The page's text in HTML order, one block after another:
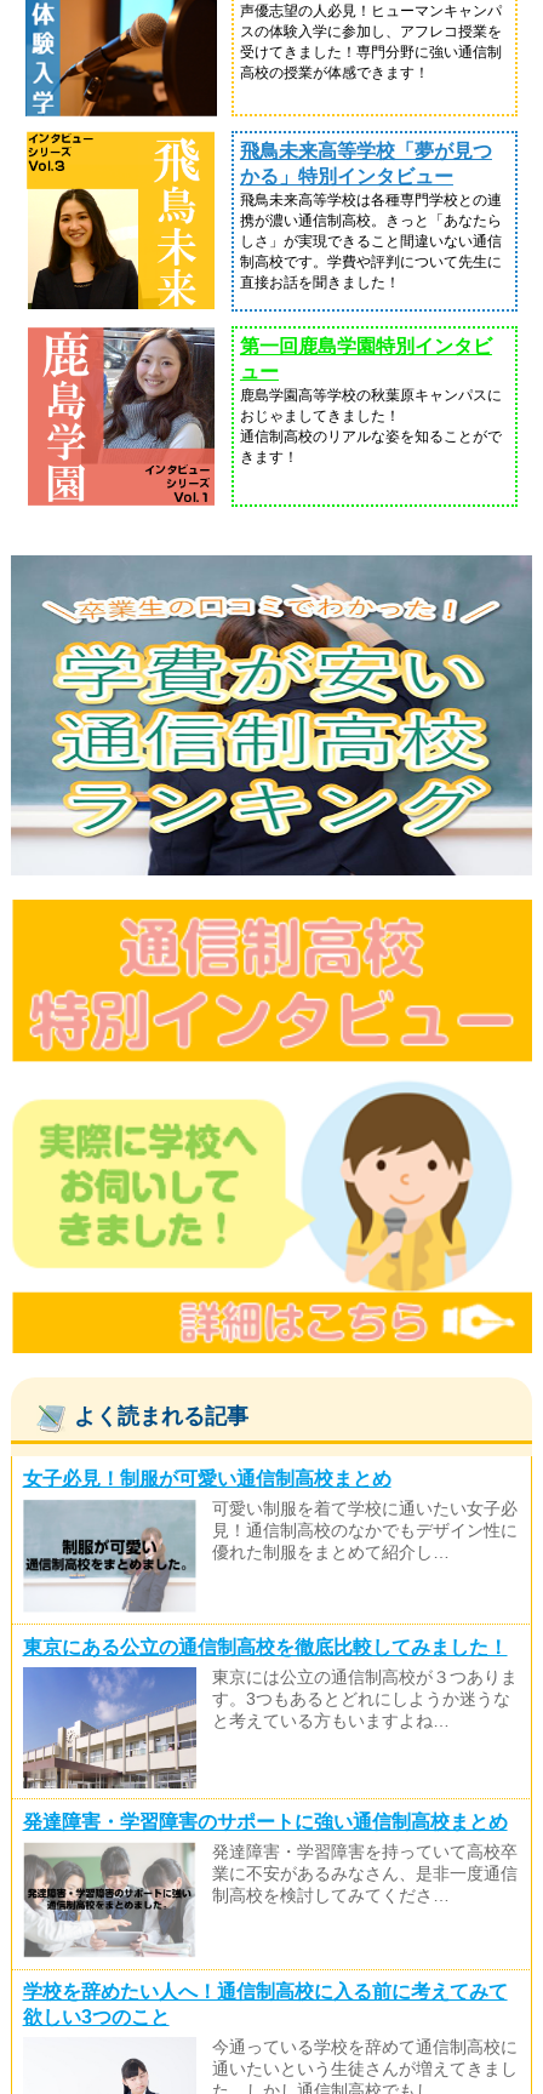
声優志望の人必見！ヒューマンキャンパ
スの体験入学に参加し、アフレコ授業を
受けてきました！専門分野に強い通信制
高校の授業が体感できます！
飛鳥未来高等学校「夢が見つ
かる」特別インタビュー
飛鳥未来高等学校は各種専門学校との連
携が濃い通信制高校。きっと「あなたら
しさ」が実現できること間違いない通信
制高校です。学費や評判について先生に
直接お話を聞きました！
第一回鹿島学園特別インタビ
ュー
鹿島学園高等学校の秋葉原キャンパスに
おじゃましてきました！
通信制高校のリアルな姿を知ることがで
きます！
よく読まれる記事
女子必見！制服が可愛い通信制高校まとめ
可愛い制服を着て学校に通いたい女子必
見！通信制高校のなかでもデザイン性に
優れた制服をまとめて紹介し…
東京にある公立の通信制高校を徹底比較してみました！
東京には公立の通信制高校が３つありま
す。3つもあるとどれにしようか迷うな
と考えている方もいますよね…
発達障害・学習障害のサポートに強い通信制高校まとめ
発達障害・学習障害を持っていて高校卒
業に不安があるみなさん、是非一度通信
制高校を検討してみてくださ…
学校を辞めたい人へ！通信制高校に入る前に考えてみて
欲しい3つのこと
今通っている学校を辞めて通信制高校に
通いたいという生徒さんが増えてきまし